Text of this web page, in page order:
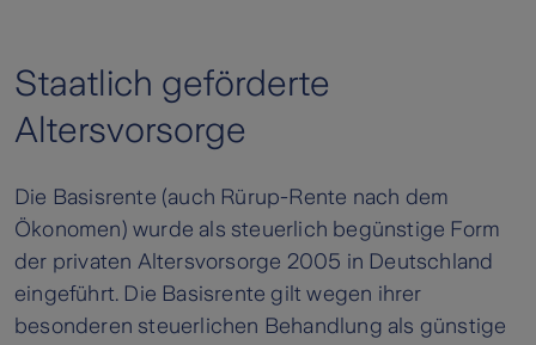
Staatlich geförderte
Altersvorsorge
Die Basisrente (auch Rürup-Rente nach dem
Ökonomen) wurde als steuerlich begünstige Form
der privaten Altersvorsorge 2005 in Deutschland
eingeführt. Die Basisrente gilt wegen ihrer
besonderen steuerlichen Behandlung als günstige